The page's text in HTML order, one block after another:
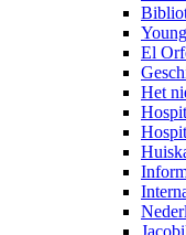
El
Het